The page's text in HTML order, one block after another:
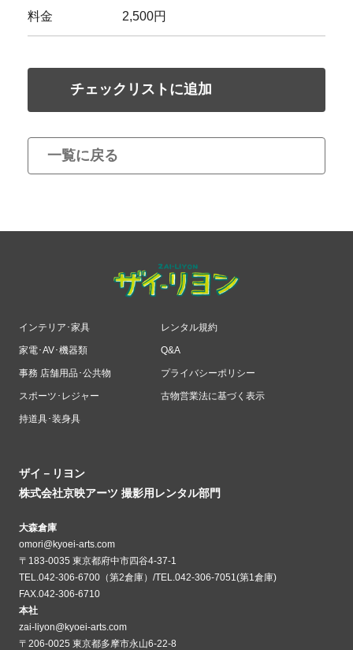
料金 2,500円
チェックリストに追加
一覧に戻る
インテリア･家具
家電･AV･機器類
事務 店舗用品･公共物
スポーツ･レジャー
持道具･装身具
レンタル規約
Q&A
プライバシーポリシー
古物営業法に基づく表示
ザイ－リヨン
株式会社京映アーツ 撮影用レンタル部門
大森倉庫
omori@kyoei-arts.com
〒183-0035 東京都府中市四谷4-37-1
TEL.042-306-6700（第2倉庫）/TEL.042-306-7051(第1倉庫)
FAX.042-306-6710
本社
zai-liyon@kyoei-arts.com
〒206-0025 東京都多摩市永山6-22-8